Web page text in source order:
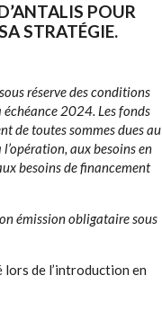
POUR
STRATÉGIE.
réserve des conditions
2024. Les fonds
de toutes sommes dues au
aux besoins en
besoins de financement
émission obligataire sous
de l’introduction en